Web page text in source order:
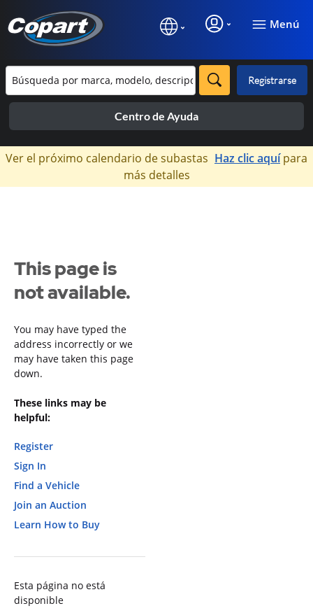
Menú
Registrarse
Centro de Ayuda
×
Ver el próximo calendario de subastas Haz clic aquípara
más detalles
This page is
not available.
You may have typed the
address incorrectly or we
may have taken this page
down.
These links may be
helpful:
Register
Sign In
Find a Vehicle
Join an Auction
Learn How to Buy
Esta página no está
disponible